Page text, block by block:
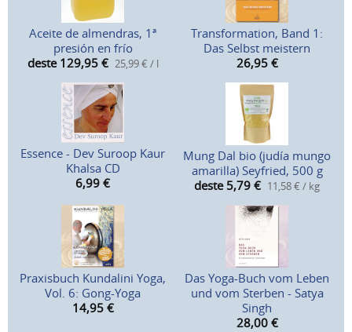
Aceite de almendras, 1ª
presión en frío
deste 129,95 € 25,99 € / l
Transformation, Band 1:
Das Selbst meistern
26,95 €
Essence - Dev Suroop Kaur
Khalsa CD
6,99 €
Mung Dal bio (judía mungo
amarilla) Seyfried, 500 g
deste 5,79 € 11,58 € / kg
Praxisbuch Kundalini Yoga,
Vol. 6: Gong-Yoga
14,95 €
Das Yoga-Buch vom Leben
und vom Sterben - Satya
Singh
28,00 €